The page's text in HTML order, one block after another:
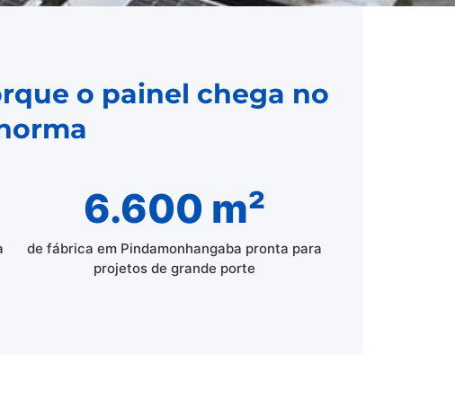
o painel chega no
6.600 m²
de fábrica em Pindamonhangaba pronta para
projetos de grande porte